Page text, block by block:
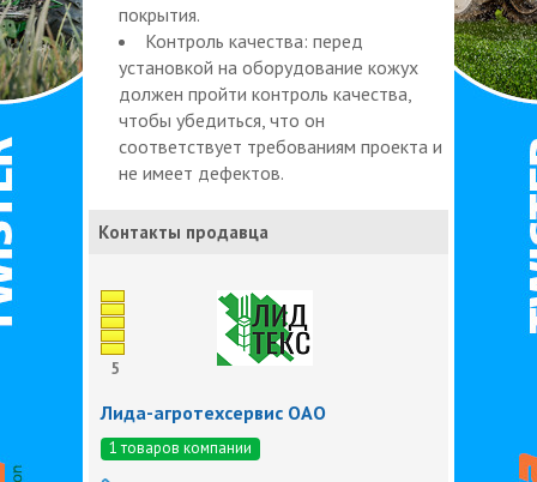
покрытия.
Контроль качества: перед
установкой на оборудование кожух
должен пройти контроль качества,
чтобы убедиться, что он
соответствует требованиям проекта и
не имеет дефектов.
Контакты продавца
5
Лида-агротехсервис ОАО
1 товаров компании